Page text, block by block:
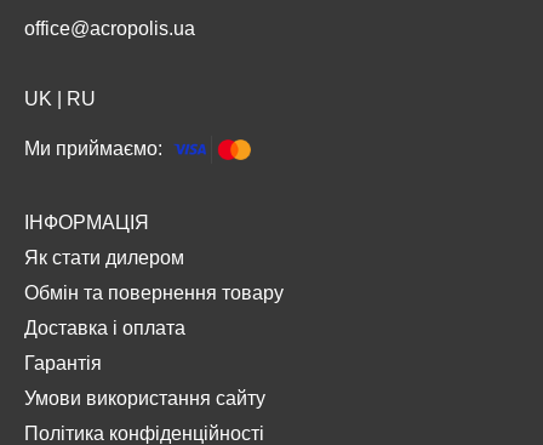
office@acropolis.ua
UK RU
Ми приймаємо:
ІНФОРМАЦІЯ
Як стати дилером
Обмін та повернення товару
Доставка і оплата
Гарантія
Умови використання сайту
Політика конфіденційності